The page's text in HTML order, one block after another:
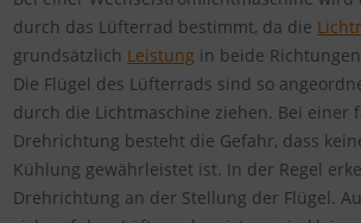
durch das Lüfterrad bestimmt, da die
grundsätzlich Leistung in beide
Die Flügel des Lüfterrads sind so
durch die Lichtmaschine ziehen. Bei einer
Drehrichtung besteht die Gefahr, dass
Kühlung gewährleistet ist. In der Regel
Drehrichtung an der Stellung der Flügel.